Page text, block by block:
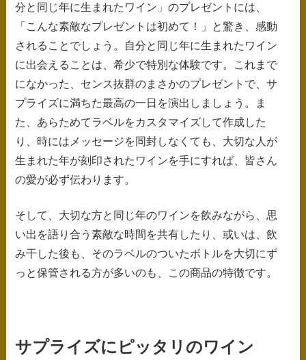
分と同じ年に生まれたワイン」のプレゼントには、
「こんな素敵なプレゼントは初めて！」と驚き、感動
されることでしょう。自分と同じ年に生まれたワイン
に出会えることは、希少で特別な体験です。これまで
になかった、センス抜群のまさかのプレゼントで、サ
プライズに満ちた最高の一日を演出しましょう。ま
た、あらためてラベルをカスタマイズして作成した
り、時にはメッセージを同封しなくても、大切な人が
生まれた年が刻印されたワインを手にすれば、皆さん
の愛が必ず伝わります。
そして、大切な方と同じ年のワインを飲みながら、思
い出を語り合う素敵な時間を共有したり、或いは、飲
み干した後も、そのラベルのついたボトルを大切にず
っと保管される方が多いのも、この商品の特徴です。
サプライズにピッタリのワイン